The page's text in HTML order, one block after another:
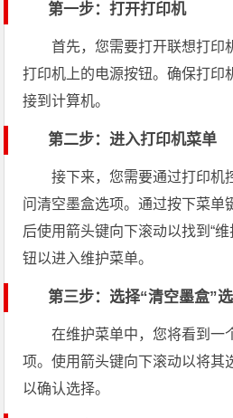
第一步：打开打印机
首先，您需要打开联想打印
打印机上的电源按钮。确保打印
接到计算机。
第二步：进入打印机菜单
接下来，您需要通过打印机
问清空墨盒选项。通过按下菜单
后使用箭头键向下滚动以找到“维
钮以进入维护菜单。
第三步：选择“清空墨盒”
在维护菜单中，您将看到一
项。使用箭头键向下滚动以将其
以确认选择。